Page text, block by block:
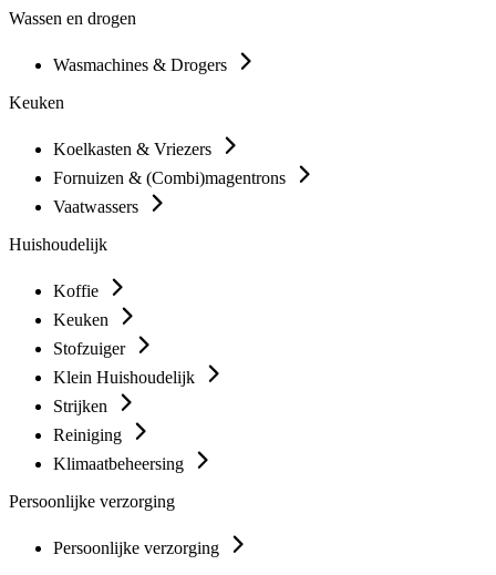
Wassen en drogen
Wasmachines & Drogers
Keuken
Koelkasten & Vriezers
Fornuizen & (Combi)magentrons
Vaatwassers
Huishoudelijk
Koffie
Keuken
Stofzuiger
Klein Huishoudelijk
Strijken
Reiniging
Klimaatbeheersing
Persoonlijke verzorging
Persoonlijke verzorging